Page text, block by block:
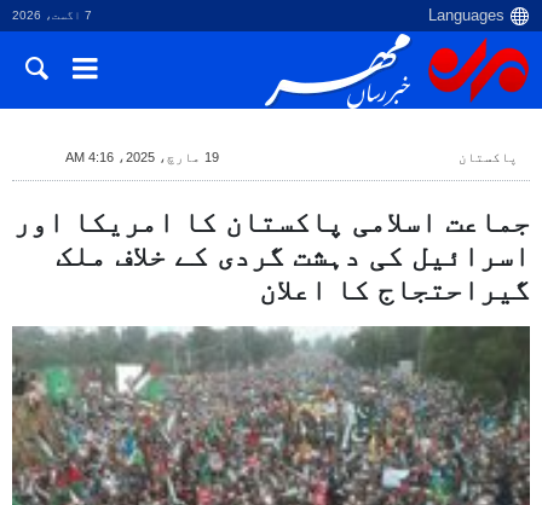
7 اگست، 2026
پاکستان 19 مارچ، 2025، 4:16 AM
جماعت اسلامی پاکستان کا امریکا اور
اسرائیل کی دہشت گردی کے خلاف ملک
گیراحتجاج کا اعلان